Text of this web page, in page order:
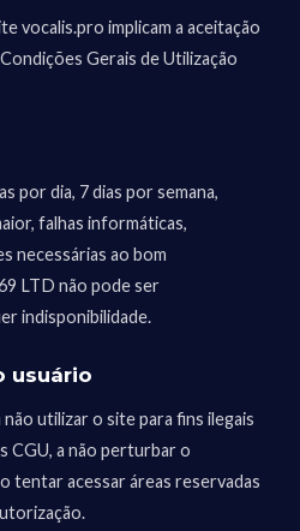
vocalis.pro implicam a aceitação
Gerais de Utilização
por dia, 7 dias por semana,
falhas informáticas,
necessárias ao bom
LTD não pode ser
indisponibilidade.
usuário
utilizar o site para fins ilegais
CGU, a não perturbar o
tentar acessar áreas reservadas